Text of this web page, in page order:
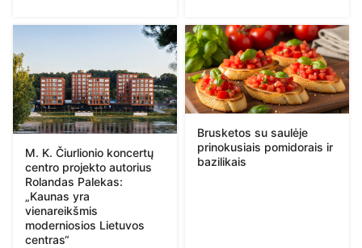
M. K. Čiurlionio koncertų
centro projekto autorius
Rolandas Palekas:
„Kaunas yra
vienareikšmis
moderniosios Lietuvos
centras“
Brusketos su saulėje
prinokusiais pomidorais ir
bazilikais